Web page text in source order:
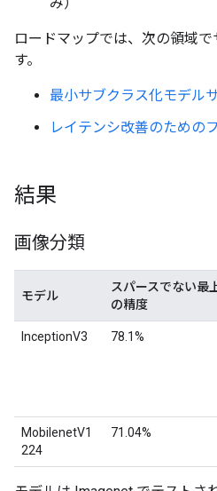
ロードマップでは、次の領域
す。
最小サブクラス化モデル
レイテンシ改善のための
結果
画像分類
モデル
スパースでない最
の精度
InceptionV3 78.1%
MobilenetV1
224
71.04%